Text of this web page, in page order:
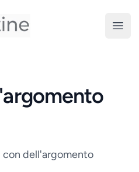
dell'argomento